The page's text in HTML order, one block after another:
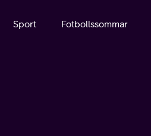
Sport Fotbollssommar